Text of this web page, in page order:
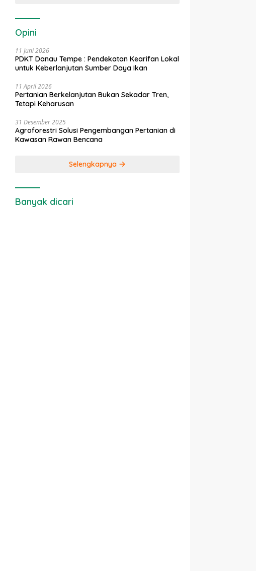
Opini
11 Juni 2026
PDKT Danau Tempe : Pendekatan Kearifan Lokal
untuk Keberlanjutan Sumber Daya Ikan
11 April 2026
Pertanian Berkelanjutan Bukan Sekadar Tren,
Tetapi Keharusan
31 Desember 2025
Agroforestri Solusi Pengembangan Pertanian di
Kawasan Rawan Bencana
Selengkapnya
Banyak dicari